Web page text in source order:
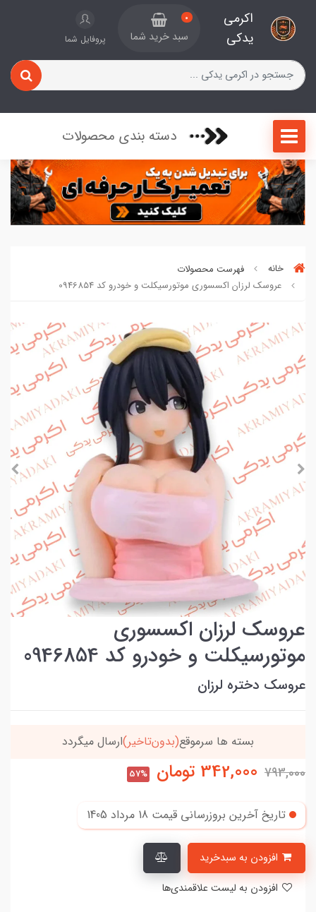
اکرمی
یدکی
0
سبد خرید شما پروفایل شما
دسته بندی محصولات
خانه
فهرست محصولات
عروسک لرزان اکسسوری موتورسیکلت و خودرو کد 0946854
عروسک لرزان اکسسوری
موتورسیکلت و خودرو کد 0946854
عروسک دختره لرزان
خریدتو به5میلیون برسون،ارسالت‌رایگانه
793,000
342,000 تومان 57%
تاریخ آخرین بروزرسانی قیمت 18 مرداد 1405